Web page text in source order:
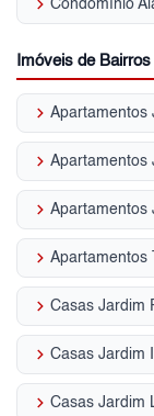
Condomínio
Imóveis de
keyboard_arrow_right Apartamentos
keyboard_arrow_right Apartamentos
keyboard_arrow_right Apartamentos
keyboard_arrow_right Apartamentos
keyboard_arrow_right Casas Jardim
keyboard_arrow_right Casas Jardim
keyboard_arrow_right Casas Jardim